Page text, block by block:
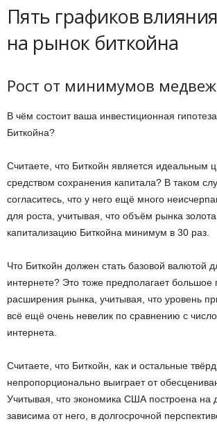
Пять графиков
на рынок биткойна
Рост от минимумов
В чём состоит ваша инвестиционная
Биткойна?
Считаете, что Биткойн является идеальным
средством сохранения капитала? В таком
согласитесь, что у него ещё много
для роста, учитывая, что объём рынка
капитализацию Биткойна минимум в 30 раз.
Что Биткойн должен стать базовой валютой
интернете? Это тоже предполагает большое
расширения рынка, учитывая, что уровень
всё ещё очень невелик по сравнению с
интернета.
Считаете, что Биткойн, как и остальные
непропорционально выиграет от
Учитывая, что экономика США построена на
зависима от него, в долгосрочной